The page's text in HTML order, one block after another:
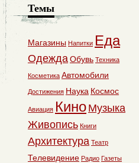
Темы
Магазины Напитки Еда
ОдеждаОбувь Техника
Косметика Автомобили
Достижения Наука Космос
Авиация Кино Музыка
Живопись Книги
Архитектура Театр
Телевидение Радио Газеты